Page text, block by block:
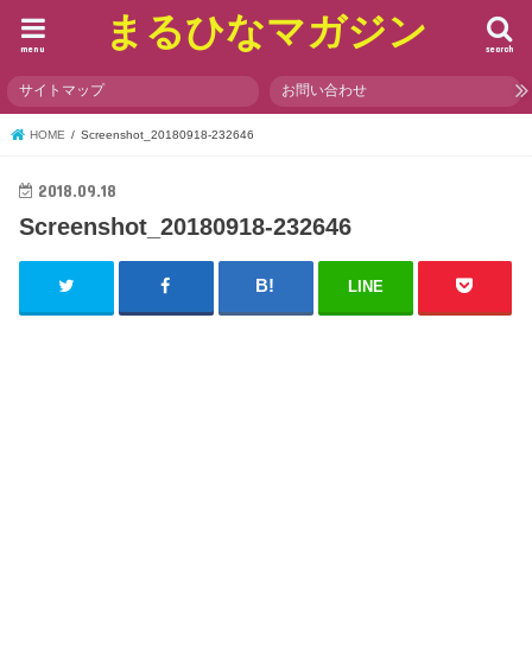
まるひなマガジン search
menu
サイトマップ お問い合わせ
HOME Screenshot_20180918-232646
2018.09.18
Screenshot_20180918-232646
LINE